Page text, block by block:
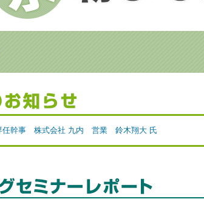
幹事 株式会社 九内 営業 鈴木翔大 氏